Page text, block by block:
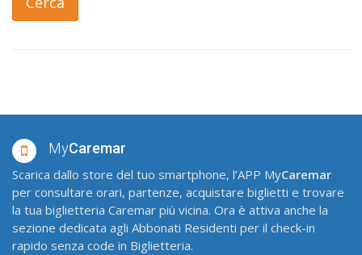
MyCaremar
Scarica dallo store del tuo smartphone, l’APP MyCaremar
per consultare orari, partenze, acquistare biglietti e trovare
la tua biglietteria Caremar più vicina. Ora è attiva anche la
sezione dedicata agli Abbonati Residenti per il check-in
rapido senza code in Biglietteria.